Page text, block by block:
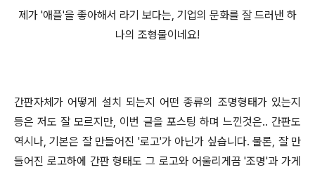
제가 '애플'을 좋아해서 라기 보다는, 기업의 문화를 잘 드러낸 하
나의 조형물이네요!
간판자체가 어떻게 설치 되는지 어떤 종류의 조명형태가 있는지
등은 저도 잘 모르지만, 이번 글을 포스팅 하며 느낀것은.. 간판도
역시나, 기본은 잘 만들어진 '로고'가 아닌가 싶습니다. 물론, 잘 만
들어진 로고하에 간판 형태도 그 로고와 어울리게끔 '조명'과 가게